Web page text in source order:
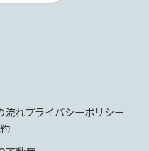
流れプライバシーポリシー